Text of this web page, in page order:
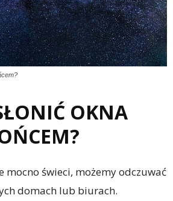
OKNA
mocno świeci, możemy odczuwać
domach lub biurach.